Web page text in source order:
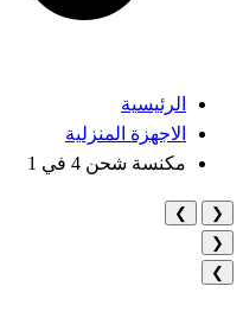
الرئيسية
الاجهزة المنزلية
مكنسة شحن 4 في 1
❮
❯
❮
❯